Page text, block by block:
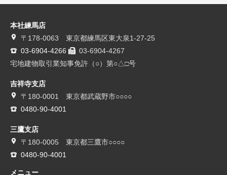
本社練馬店
〒178-0063 東京都練馬区東大泉1-27-25
03-6904-4266
03-6904-4267
宅地建物取引業知事免許（○）第○△□号
吉祥寺支店
〒180-0001 東京都武蔵野市○○○○
0480-90-4001
三鷹支店
〒180-0005 東京都三鷹市○○○○
0480-90-4001
メニュー